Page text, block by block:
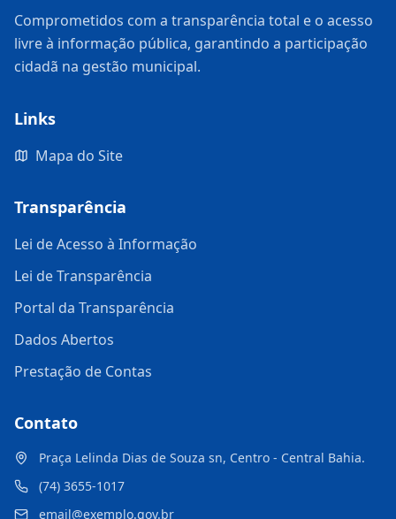
Comprometidos com a transparência total e o acesso
livre à informação pública, garantindo a participação
cidadã na gestão municipal.
Links
Mapa do Site
Transparência
Lei de Acesso à Informação
Lei de Transparência
Portal da Transparência
Dados Abertos
Prestação de Contas
Contato
Praça Lelinda Dias de Souza sn, Centro - Central Bahia.
(74) 3655-1017
email@exemplo.gov.br